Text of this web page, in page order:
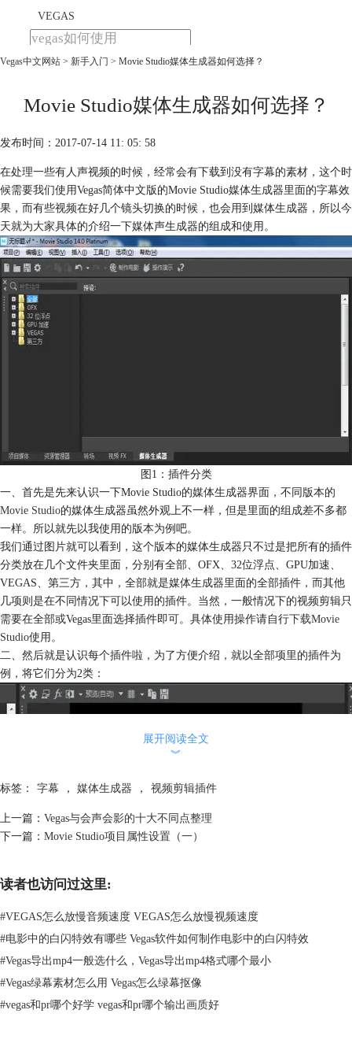
VEGAS
首页
购买
Vegas中文网站 > 新手入门 > Movie Studio媒体生成器如何选择？
Movie Studio媒体生成器如何选择？
发布时间：2017-07-14 11: 05: 58
在处理一些有人声视频的时候，经常会有下载到没有字幕的素材，这个时
候需要我们使用Vegas简体中文版的Movie Studio媒体生成器里面的字幕效
果，而有些视频在好几个镜头切换的时候，也会用到媒体生成器，所以今
天就为大家具体的介绍一下媒体声生成器的组成和使用。
图1：插件分类
一、首先是先来认识一下Movie Studio的媒体生成器界面，不同版本的
Movie Studio的媒体生成器虽然外观上不一样，但是里面的组成差不多都
一样。所以就先以我使用的版本为例吧。
我们通过图片就可以看到，这个版本的媒体生成器只不过是把所有的插件
分类放在几个文件夹里面，分别有全部、OFX、32位浮点、GPU加速、
VEGAS、第三方，其中，全部就是媒体生成器里面的全部插件，而其他
几项则是在不同情况下可以使用的插件。当然，一般情况下的视频剪辑只
需要在全部或Vegas里面选择插件即可。具体使用操作请自行下载Movie
Studio使用。
二、然后就是认识每个插件啦，为了方便介绍，就以全部项里的插件为
例，将它们分为2类：
展开阅读全文
︾
标签： 字幕 ， 媒体生成器 ， 视频剪辑插件
上一篇： Vegas与会声会影的十大不同点整理
下一篇： Movie Studio项目属性设置（一）
读者也访问过这里:
#VEGAS怎么放慢音频速度 VEGAS怎么放慢视频速度
#电影中的白闪特效有哪些 Vegas软件如何制作电影中的白闪特效
#Vegas导出mp4一般选什么，Vegas导出mp4格式哪个最小
#Vegas绿幕素材怎么用 Vegas怎么绿幕抠像
#vegas和pr哪个好学 vegas和pr哪个输出画质好